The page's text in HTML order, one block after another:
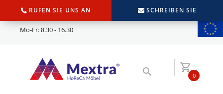
RUFEN SIE UNS AN SCHREIBEN SIE
Mo-Fr: 8.30 - 16.30
0